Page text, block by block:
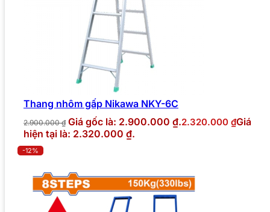
Thang nhôm gấp Nikawa NKY-6C
2.900.000₫ Giá gốc là: 2.900.000 ₫.2.320.000 ₫Giá
hiện tại là: 2.320.000 ₫.
-12%